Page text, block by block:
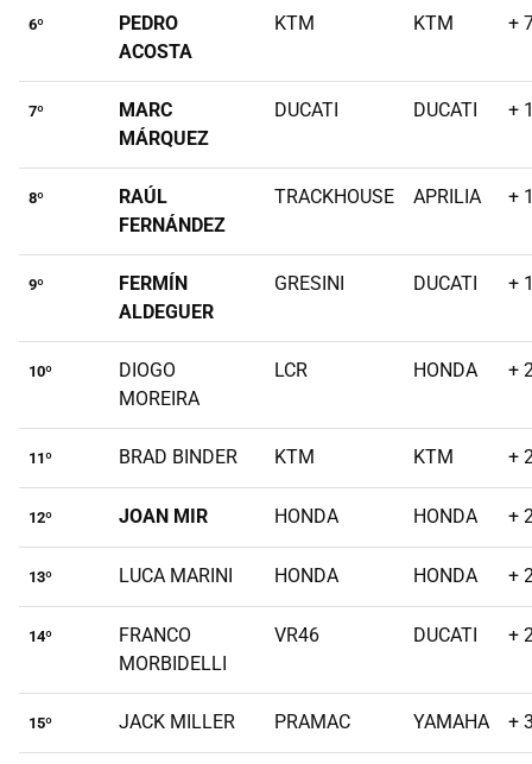
6º
PEDRO
ACOSTA
KTM KTM +
7º
MARC
MÁRQUEZ
DUCATI DUCATI +
8º
RAÚL
FERNÁNDEZ
TRACKHOUSE APRILIA +
9º
FERMÍN
ALDEGUER
GRESINI DUCATI +
10º
DIOGO
MOREIRA
LCR HONDA +
11º BRAD BINDER KTM KTM +
12º JOAN MIR HONDA HONDA +
13º LUCA MARINI HONDA HONDA +
14º
FRANCO
MORBIDELLI
VR46 DUCATI +
15º JACK MILLER PRAMAC YAMAHA +